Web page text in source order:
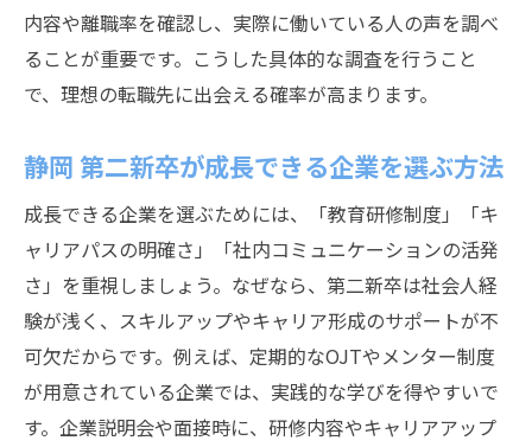
内容や離職率を確認し、実際に働いている人の声を調べ
ることが重要です。こうした具体的な調査を行うこと
で、理想の転職先に出会える確率が高まります。
静岡 第二新卒が成長できる企業を選ぶ方法
成長できる企業を選ぶためには、「教育研修制度」「キ
ャリアパスの明確さ」「社内コミュニケーションの活発
さ」を重視しましょう。なぜなら、第二新卒は社会人経
験が浅く、スキルアップやキャリア形成のサポートが不
可欠だからです。例えば、定期的なOJTやメンター制度
が用意されている企業では、実践的な学びを得やすいで
す。企業説明会や面接時に、研修内容やキャリアアップ